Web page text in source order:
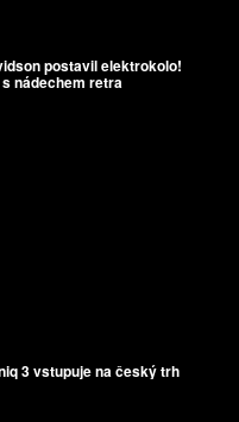
postavil elektrokolo!
nádechem retra
3 vstupuje na český trh